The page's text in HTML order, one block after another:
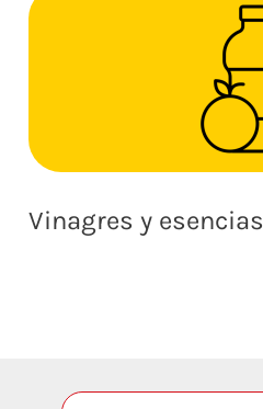
Vinagres y esencias